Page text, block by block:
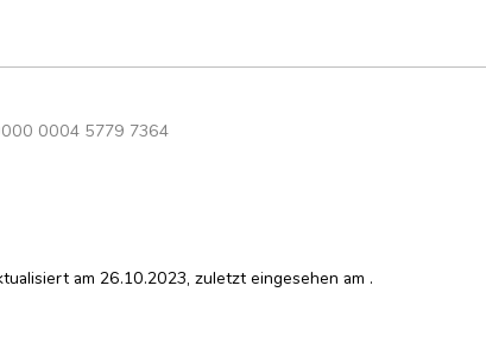
0004 5779 7364
am 26.10.2023, zuletzt eingesehen am .